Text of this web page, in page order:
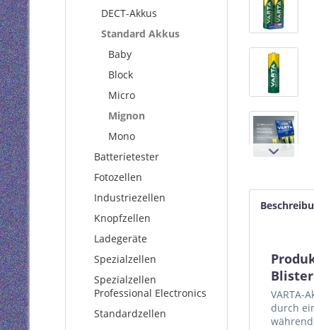
DECT-Akkus
Standard Akkus
Baby
Block
Micro
Mignon
Mono
Batterietester
Fotozellen
Industriezellen
Knopfzellen
Ladegeräte
Spezialzellen
Spezialzellen
Professional Electronics
Standardzellen
VARTA-
durch